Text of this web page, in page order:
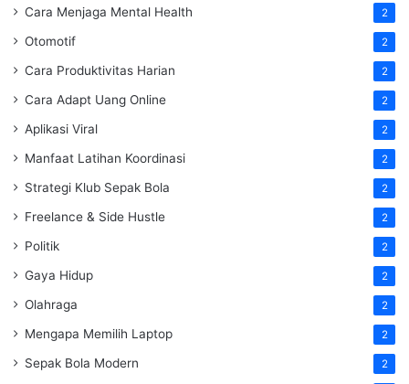
Cara Menjaga Mental Health 2
Otomotif 2
Cara Produktivitas Harian 2
Cara Adapt Uang Online 2
Aplikasi Viral 2
Manfaat Latihan Koordinasi 2
Strategi Klub Sepak Bola 2
Freelance & Side Hustle 2
Politik 2
Gaya Hidup 2
Olahraga 2
Mengapa Memilih Laptop 2
Sepak Bola Modern 2